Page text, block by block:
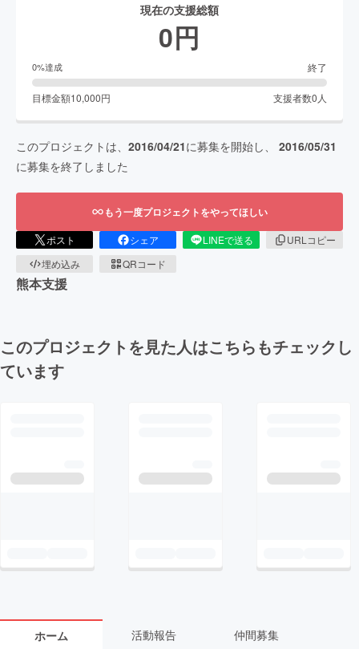
現在の支援総額
0円
0%達成 終了
目標金額10,000円 支援者数0 人
このプロジェクトは、 2016/04/21に募集を開始し、 2016/05/31
に募集を終了しました
もう一度プロジェクトをやってほしい
ポスト シェア LINEで送る
URLコピー
埋め込み
QRコード
熊本支援
このプロジェクトを見た人はこちらもチェックし
ています
ホーム 活動報告 仲間募集